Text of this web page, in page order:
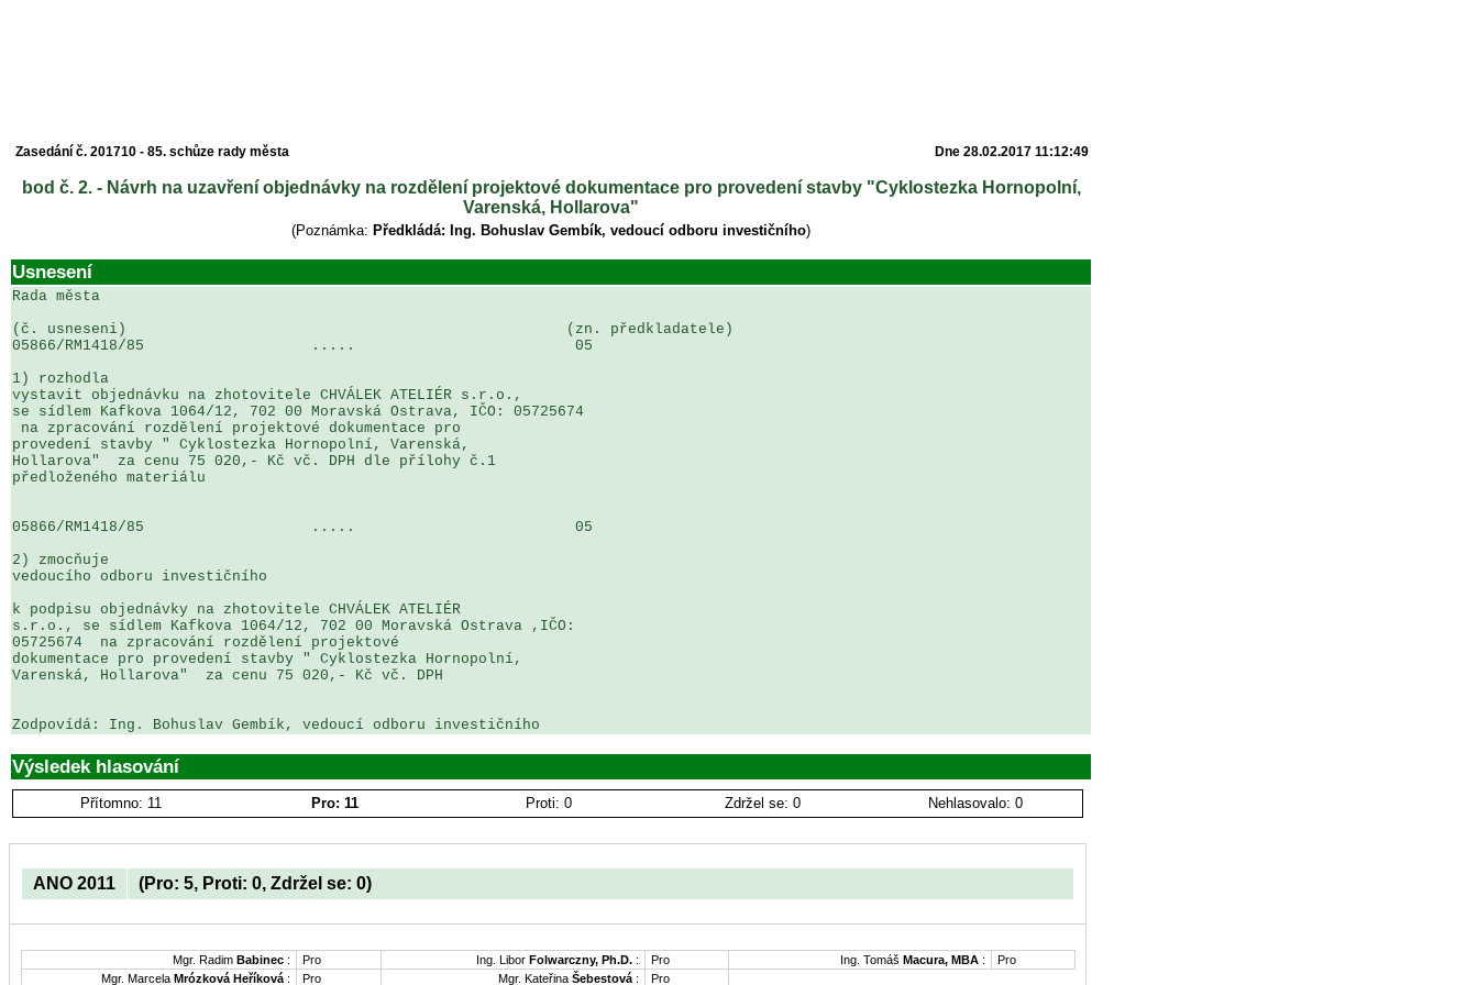
Zasedání č. 201710 - 85. schůze rady města Dne 28.02.2017 11:12:49
bod č. 2. - Návrh na uzavření objednávky na rozdělení projektové dokumentace pro provedení stavby "Cyklostezka Hornopolní,
Varenská, Hollarova"
(Poznámka: Předkládá: Ing. Bohuslav Gembík, vedoucí odboru investičního)
Usnesení
Rada města
(č. usneseni)                                                  (zn. předkladatele)
05866/RM1418/85                   .....                         05
1) rozhodla
vystavit objednávku na zhotovitele CHVÁLEK ATELIÉR s.r.o.,
se sídlem Kafkova 1064/12, 702 00 Moravská Ostrava, IČO: 05725674
provedení stavby " Cyklostezka Hornopolní, Varenská,
Hollarova"  za cenu 75 020,- Kč vč. DPH dle přílohy č.1
předloženého materiálu
05866/RM1418/85                   .....                         05
2) zmocňuje
vedoucího odboru investičního
k podpisu objednávky na zhotovitele CHVÁLEK ATELIÉR
s.r.o., se sídlem Kafkova 1064/12, 702 00 Moravská Ostrava ,IČO:
05725674  na zpracování rozdělení projektové
dokumentace pro provedení stavby " Cyklostezka Hornopolní,
Varenská, Hollarova"  za cenu 75 020,- Kč vč. DPH
Výsledek hlasování
Přítomno: 11 Pro: 11 Proti: 0 Zdržel se: 0 Nehlasovalo: 0
ANO 2011 (Pro: 5, Proti: 0, Zdržel se: 0)
Mgr. Radim Babinec : Pro Ing. Libor Folwarczny, Ph.D. : Pro Ing. Tomáš Macura, MBA :
Pro
Mgr. Marcela Mrózková Heříková : Pro Mgr. Kateřina Šebestová : Pro